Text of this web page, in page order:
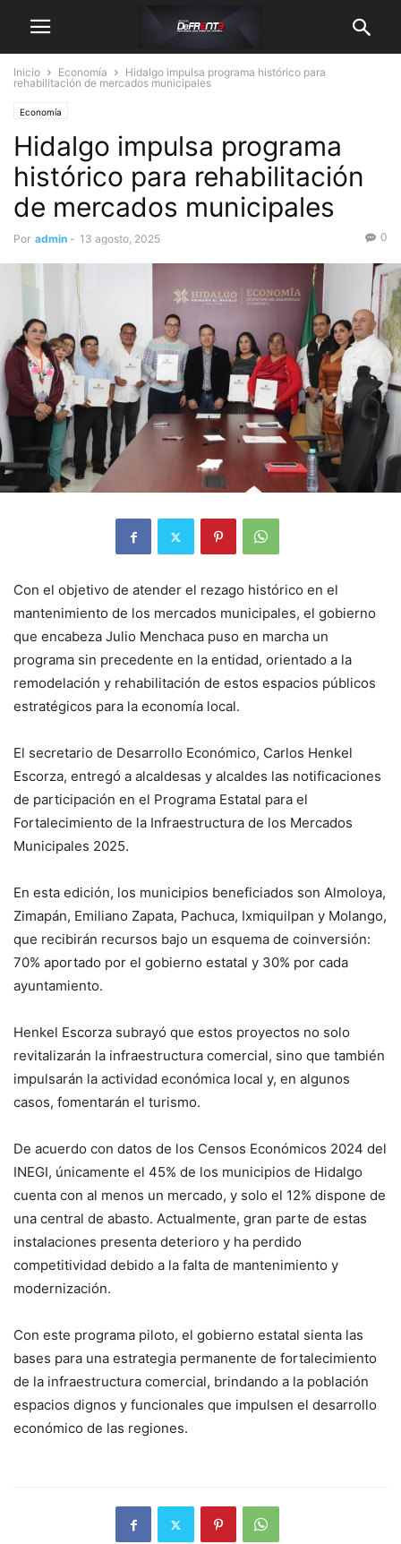
Inicio Economía
Hidalgo impulsa programa histórico para
rehabilitación de mercados municipales
Economía
Hidalgo impulsa programa
histórico para rehabilitación
de mercados municipales
Por admin - 13 agosto, 2025 0
Con el objetivo de atender el rezago histórico en el
mantenimiento de los mercados municipales, el gobierno
que encabeza Julio Menchaca puso en marcha un
programa sin precedente en la entidad, orientado a la
remodelación y rehabilitación de estos espacios públicos
estratégicos para la economía local.
El secretario de Desarrollo Económico, Carlos Henkel
Escorza, entregó a alcaldesas y alcaldes las notificaciones
de participación en el Programa Estatal para el
Fortalecimiento de la Infraestructura de los Mercados
Municipales 2025.
En esta edición, los municipios beneficiados son Almoloya,
Zimapán, Emiliano Zapata, Pachuca, Ixmiquilpan y Molango,
que recibirán recursos bajo un esquema de coinversión:
70% aportado por el gobierno estatal y 30% por cada
ayuntamiento.
Henkel Escorza subrayó que estos proyectos no solo
revitalizarán la infraestructura comercial, sino que también
impulsarán la actividad económica local y, en algunos
casos, fomentarán el turismo.
De acuerdo con datos de los Censos Económicos 2024 del
INEGI, únicamente el 45% de los municipios de Hidalgo
cuenta con al menos un mercado, y solo el 12% dispone de
una central de abasto. Actualmente, gran parte de estas
instalaciones presenta deterioro y ha perdido
competitividad debido a la falta de mantenimiento y
modernización.
Con este programa piloto, el gobierno estatal sienta las
bases para una estrategia permanente de fortalecimiento
de la infraestructura comercial, brindando a la población
espacios dignos y funcionales que impulsen el desarrollo
económico de las regiones.